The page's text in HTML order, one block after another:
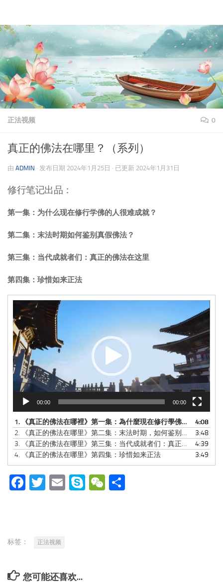
正法视频 0
真正的佛法在哪里？（系列）
由 ADMIN · 发布日期 2024年1月25日 · 已更新 2024年1月31日
修行笔记出品：
第一集：为什么现在修行学佛的人很难成就？
第二集：末法时期如何鉴别真假佛法？
第三集：当代成就者们：真正的佛法在这里
第四集：珍惜如来正法
频
播
放
器
00:00 00:00
1. 《真正的佛法在哪裡》第一集：為什麼現在修行學佛的人很難成就？
4:08
2.
《真正的佛法在哪里》第二集：末法时期，如何鉴别真假佛法？
3:48
3.
《真正的佛法在哪里》第三集：当代成就者们：真正的佛法在这里
4:39
4.
《真正的佛法在哪里》第四集：珍惜如来正法 3:49
Facebook
Twitter
EmailSkypeWeChat
标签： 正法视频
您可能还喜欢...